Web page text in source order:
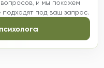
и мы покажем
под ваш запрос.